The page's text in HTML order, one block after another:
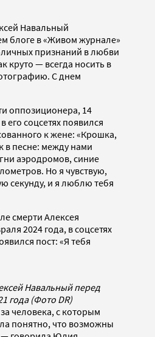
Навальный
блоге в «Живом журнале»
признаний в любви
круто — всегда носить в
С днем
оппозиционера, 14
его соцсетях появился
к жене: «Крошка,
в песне: между нами
аэродромов, синие
Но я чувствую,
секунду, и я люблю тебя
смерти Алексея
2024 года, в соцсетях
пост: «Я тебя
Навальный перед
года (Фото DR)
человека, с которым
понятно, что возможны